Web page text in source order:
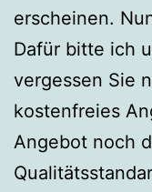
erscheinen.
Dafür bitte ich
vergessen Sie
kostenfreies
Angebot noch